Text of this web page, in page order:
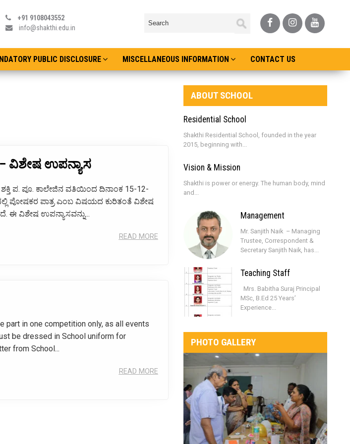
+91 9108043552
info@shakthi.edu.in
PUBLIC DISCLOSURE MISCELLANEOUS INFORMATION CONTACT US
ವಿಶೇಷ ಉಪನ್ಯಾಸ
ಪ. ಪೂ. ಕಾಲೇಜಿನ ವತಿಯಿಂದ ದಿನಾಂಕ 15-12-
ಪೋಷಕರ ಪಾತ್ರ ಎಂಬ ವಿಷಯದ ಕುರಿತಂತೆ ವಿಶೇಷ
ಈ ವಿಶೇಷ ಉಪನ್ಯಾಸವನ್ನು...
READ MORE
part in one competition only, as all events
be dressed in School uniform for
from School...
READ MORE
ABOUT SCHOOL
Residential School
Shakthi Residential School, founded in the year
2015, beginning with...
Vision & Mission
Shakthi is power or energy. The human body, mind
and...
Management
Mr. Sanjith Naik – Managing
Trustee, Correspondent &
Secretary Sanjith Naik, has...
Teaching Staff
Mrs. Babitha Suraj Principal
MSc, B.Ed 25 Years’
Experience...
PHOTO GALLERY